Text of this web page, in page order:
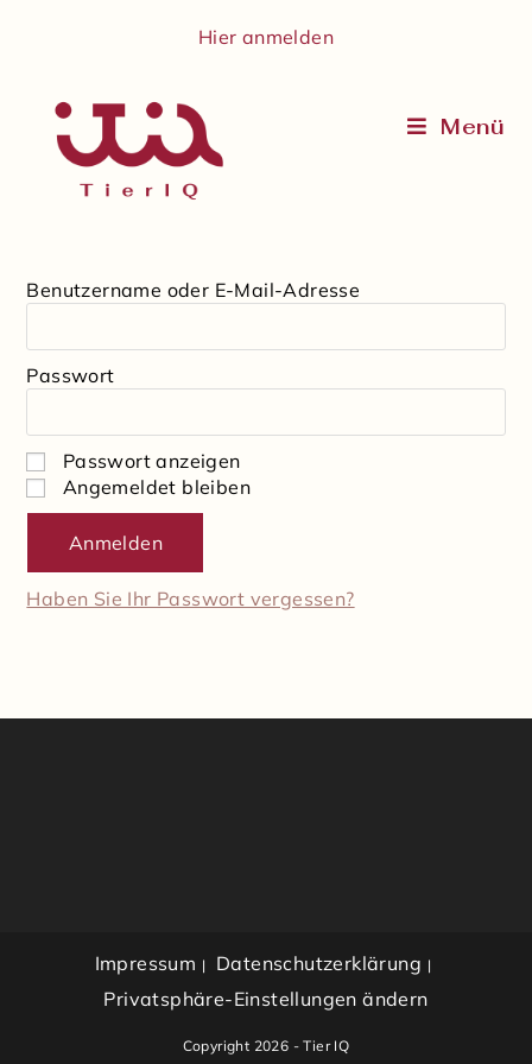
Hier anmelden
Menü
Benutzername oder E-Mail-Adresse
Passwort
Passwort anzeigen
Angemeldet bleiben
Haben Sie Ihr Passwort vergessen?
Impressum
Datenschutzerklärung
Privatsphäre-Einstellungen ändern
Copyright 2026 - Tier IQ